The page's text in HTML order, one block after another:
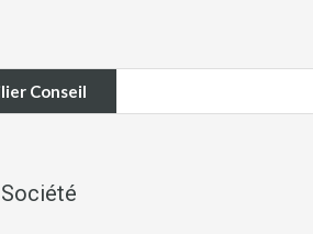
Conseil
Société